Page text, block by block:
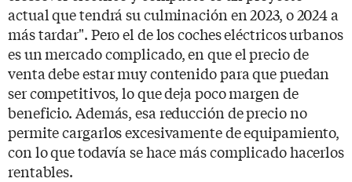
actual que tendrá su culminación en 2023, o 2024 a
más tardar". Pero el de los coches eléctricos urbanos
es un mercado complicado, en que el precio de
venta debe estar muy contenido para que puedan
ser competitivos, lo que deja poco margen de
beneficio. Además, esa reducción de precio no
permite cargarlos excesivamente de equipamiento,
con lo que todavía se hace más complicado hacerlos
rentables.